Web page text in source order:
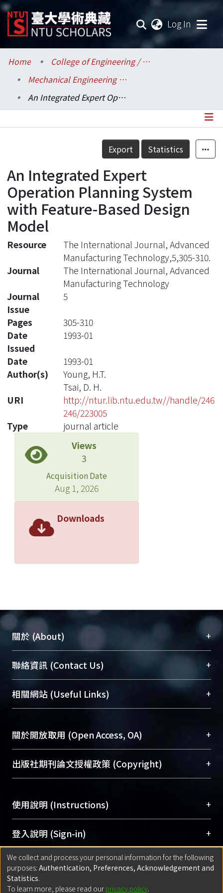
Log In
Communities & Collections
Research Outputs
Statistics
Home
College of Engineering / 工學院
Mechanical Engineering / 機械工程學系
An Integrated Expert Operation Planning System with Feature-Based Design Model
Details
Export Statistics
An Integrated Expert
Operation Planning System
with Feature-Based Design
Model
Resource
The International Journal, Advanced
Manufacturing Technology,5,305-310.
Journal
The International Journal, Advanced
Manufacturing Technology
Journal
Issue
5
Pages
305-310
Date
Issued
1993-01
Date
1993-01
Author(s)
Young, H.T.
Tsai, D. H.
URI
http://ntur.lib.ntu.edu.tw//handle/246
246/223005
Type
journal article
Views
3
Acquisition Date
Aug 1, 2026
Downloads
關於 (About) +
臺大位居世界頂尖大學之列，為永久珍藏及向國際
展現本校豐碩的研究成果及學術能量，圖書館整合
機構典藏（NTUR）與學術庫（AH）不同功能平
台，成為臺大學術典藏NTU scholars。期能整合研
成果。
To permanently archive and promote researcher
profiles and scholarly works, Library integrates the
services of “NTU Repository” with “Academic
聯絡資訊 (Contact Us) +
總館學科館員(Main Library)
醫學圖書館學科館員(Medical Library)
Sciences Library)
相關網站 (Useful Links) +
關於開放取用 (Open Access, OA) +
開放取用是從使用者角度提升資訊取用性的社會運
動，應用在學術研究上是透過將研究著作公開供使
用逐年攀升。同時可加速研究發展、提升研究影響
Archive）平台。 （點選深入了解OA）
出版社期刊論文授權政策 (Copyright) +
含部分內容的版權非匯入者所有，或由第三方贊
助與合作完成，請確認該版權所有者及第三方同
意提供此授權。
Please represent that the submission is your
original work, and that you have the right to
grant the rights to upload.
若欲上傳已出版的全文電子檔，可使用
使用說明 (Instructions) +
網站簡介(Quickstart Guide)
使用手冊(Instruction Manual)
線上預約服務(Booking Service)
登入說明 (Sign-in) +
方案一：臺灣大學計算機中心帳號登入
(With C&INC Email Account)
方案二：ORCID帳號登入(With ORCID)
匯入著作 (Submission) +
We collect and process your personal information for the following
purposes: Authentication, Preferences, Acknowledgement and
Statistics.
To learn more, please read our privacy policy.